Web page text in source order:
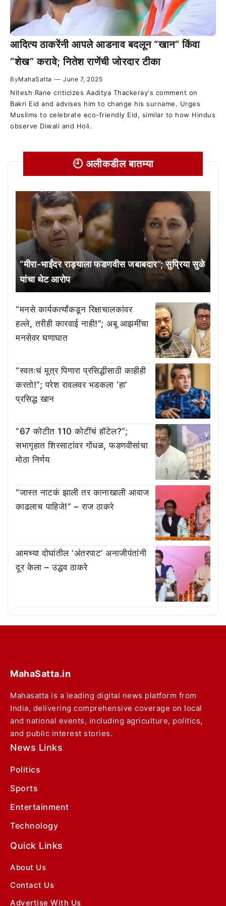
आदित्य ठाकरेंनी आपले आडनाव बदलून “खान” किंवा
“शेख” करावे; नितेश राणेंची जोरदार टीका
ByMahaSatta — June 7, 2025
Nitesh Rane criticizes Aaditya Thackeray's comment on
Bakri Eid and advises him to change his surname. Urges
Muslims to celebrate eco-friendly Eid, similar to how Hindus
observe Diwali and Holi.
🕘 अलीकडील बातम्या
“मीरा-भाईंदर राड्याला फडणवीस जबाबदार”; सुप्रिया सुळे
यांचा थेट आरोप
“मनसे कार्यकर्त्यांकडून रिक्षाचालकांवर
हल्ले, तरीही कारवाई नाही!”; अबू आझमींचा
मनसेवर घणाघात
“स्वतःचं मूत्र पिणारा प्रसिद्धीसाठी काहीही
करतो!”; परेश रावलवर भडकला ‘हा’
प्रसिद्ध खान
“67 कोटीत 110 कोटींचं हॉटेल?”;
सभागृहात शिरसाटांवर गोंधळ, फडणवीसांचा
मोठा निर्णय
“जास्त नाटकं झाली तर कानाखाली आवाज
काढलाच पाहिजे!” – राज ठाकरे
आमच्या दोघांतील ‘अंतरपाट’ अनाजीपंतांनी
दूर केला – उद्धव ठाकरे
MahaSatta.in
Mahasatta is a leading digital news platform from
India, delivering comprehensive coverage on local
and national events, including agriculture, politics,
and public interest stories.
News Links
Politics
Sports
Entertainment
Technology
Quick Links
About Us
Contact Us
Advertise With Us